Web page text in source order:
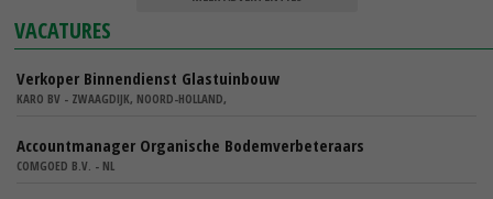
VACATURES
Verkoper Binnendienst Glastuinbouw
KARO BV - ZWAAGDIJK, NOORD-HOLLAND,
Accountmanager Organische Bodemverbeteraars
COMGOED B.V. - NL